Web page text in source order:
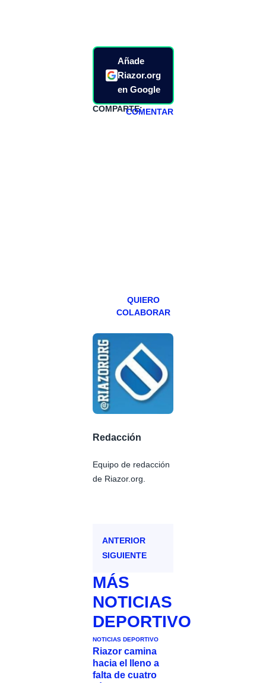
Añade
Riazor.org
en Google
COMPARTE:COMENTAR
QUIERO
COLABORAR
Redacción
Equipo de redacción
de Riazor.org.
ANTERIOR
SIGUIENTE
MÁS
NOTICIAS
DEPORTIVO
NOTICIAS DEPORTIVO
Riazor camina
hacia el lleno a
falta de cuatro